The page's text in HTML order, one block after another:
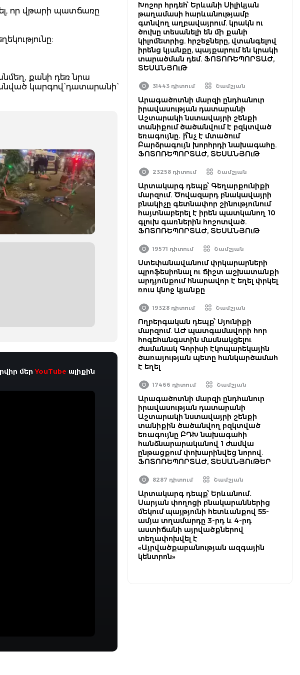
որ վթարի պատճառը
քանի դեռ նրա
կարգով` դատարանի`
մերYouTube ալիքին
Խոշոր հրդեհ՝ Երևանի Սիլիկյան
թաղամասի հարևանությամբ
գտնվող աղբավայրում. կրակն ու
ծուխը տեսանելի են մի քանի
կիլոմետրից. հրշեջները, վտանգելով
իրենց կյանքը, պայքարում են կրակի
տարածման դեմ. ՖՈՏՈՌԵՊՈՐՏԱԺ,
ՏԵՍԱՆՅՈւԹ
31443 դիտում Շամշյան
Արագածոտնի մարզի ընդհանուր
իրավասության դատարանի
Աշտարակի նստավայրի շենքի
տանիքում ծածանվում է բզկտված
եռագույնը․ ի՞նչ է մտածում
Բարձրագույն խորհրդի նախագահը.
ՖՈՏՈՌԵՊՈՐՏԱԺ, ՏԵՍԱՆՅՈւԹ
23258 դիտում Շամշյան
Արտակարգ դեպք՝ Գեղարքունիքի
մարզում. Ծովազարդ բնակավայրի
բնակիչը գետնափոր շինությունում
հայտնաբերել է իրեն պատկանող 10
գլուխ գառներին հոշոտված.
ՖՈՏՈՌԵՊՈՐՏԱԺ, ՏԵՍԱՆՅՈւԹ
19571 դիտում Շամշյան
Ստեփանավանում փրկարարների
պրոֆեսիոնալ ու ճիշտ աշխատանքի
արդյունքում հնարավոր է եղել փրկել
ռուս կնոջ կյանքը
19328 դիտում Շամշյան
Ողբերգական դեպք՝ Սյունիքի
մարզում. ԱԺ պատգամավորի հոր
հոգեհանգստին մասնակցելու
ժամանակ Գորիսի էկոպարեկային
ծառայության պետը հանկարծամահ
է եղել
17466 դիտում Շամշյան
Արագածոտնի մարզի ընդհանուր
իրավասության դատարանի
Աշտարակի նստավայրի շենքի
տանիքին ծածանվող բզկտված
եռագույնը ԲԴԽ նախագահի
հանձնարարականով 1 ժամվա
ընթացքում փոխարինվեց նորով.
ՖՈՏՈՌԵՊՈՐՏԱԺ, ՏԵՍԱՆՅՈւԹԵՐ
8287 դիտում Շամշյան
Արտակարգ դեպք՝ Երևանում․
Սարյան փողոցի բնակարաններից
մեկում պայթյունի հետևանքով 55-
ամյա տղամարդը 3-րդ և 4-րդ
աստիճանի այրվածքներով
տեղափոխվել է
«Այրվածքաբանության ազգային
կենտրոն»